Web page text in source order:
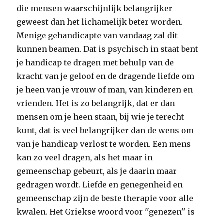
die mensen waarschijnlijk belangrijker
geweest dan het lichamelijk beter worden.
Menige gehandicapte van vandaag zal dit
kunnen beamen. Dat is psychisch in staat bent
je handicap te dragen met behulp van de
kracht van je geloof en de dragende liefde om
je heen van je vrouw of man, van kinderen en
vrienden. Het is zo belangrijk, dat er dan
mensen om je heen staan, bij wie je terecht
kunt, dat is veel belangrijker dan de wens om
van je handicap verlost te worden. Een mens
kan zo veel dragen, als het maar in
gemeenschap gebeurt, als je daarin maar
gedragen wordt. Liefde en genegenheid en
gemeenschap zijn de beste therapie voor alle
kwalen. Het Griekse woord voor ''genezen'' is